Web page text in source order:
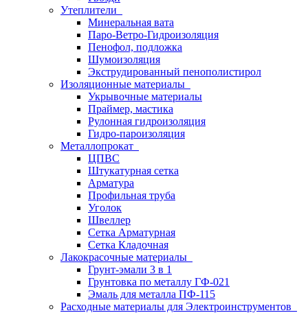
Утеплители
Минеральная вата
Паро-Ветро-Гидроизоляция
Пенофол, подложка
Шумоизоляция
Экструдированный пенополистирол
Изоляционные материалы
Укрывочные материалы
Праймер, мастика
Рулонная гидроизоляция
Гидро-пароизоляция
Металлопрокат
ЦПВС
Штукатурная сетка
Арматура
Профильная труба
Уголок
Швеллер
Сетка Арматурная
Сетка Кладочная
Лакокрасочные материалы
Грунт-эмали 3 в 1
Грунтовка по металлу ГФ-021
Эмаль для металла ПФ-115
Расходные материалы для Электроинструментов